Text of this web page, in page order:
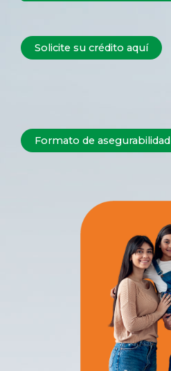
Solicite su crédito aquí
Formato de asegurabilidad